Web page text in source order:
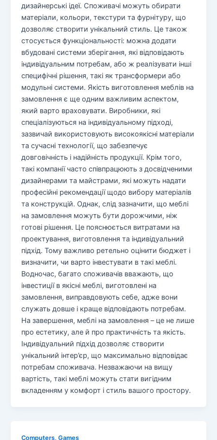
дизайнерські ідеї. Споживачі можуть обирати
матеріали, кольори, текстури та фурнітуру, що
дозволяє створити унікальний стиль. Це також
стосується функціональності: можна додати
вбудовані системи зберігання, які відповідають
індивідуальним потребам, або ж реалізувати інші
специфічні рішення, такі як трансформери або
модульні системи. Якість виготовлення меблів на
замовлення є ще одним важливим аспектом,
який варто враховувати. Виробники, які
спеціалізуються на індивідуальному підході,
зазвичай використовують високоякісні матеріали
та сучасні технології, що забезпечує
довговічність і надійність продукції. Крім того,
такі компанії часто співпрацюють з досвідченими
дизайнерами та майстрами, які можуть надати
професійні рекомендації щодо вибору матеріалів
та конструкцій. Однак, слід зазначити, що меблі
на замовлення можуть бути дорожчими, ніж
готові рішення. Це пояснюється витратами на
проектування, виготовлення та індивідуальний
підхід. Тому важливо ретельно оцінити бюджет і
визначити, чи варто інвестувати в такі меблі.
Водночас, багато споживачів вважають, що
інвестиції в якісні меблі, виготовлені на
замовлення, виправдовують себе, адже вони
служать довше і краще відповідають потребам.
На завершення, меблі на замовлення – це не лише
про естетику, але й про практичність та якість.
Індивідуальний підхід дозволяє створити
унікальний інтер’єр, що максимально відповідає
потребам споживача. Незважаючи на вищу
вартість, такі меблі можуть стати вигідним
вкладенням у комфорт і стиль вашого простору.
Computers, Games